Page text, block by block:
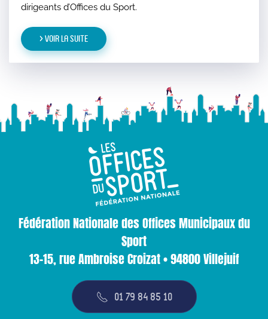
dirigeants d’Offices du Sport.
> Voir la suite
Fédération Nationale des Offices Municipaux du
Sport
13-15, rue Ambroise Croizat • 94800 Villejuif
01 79 84 85 10